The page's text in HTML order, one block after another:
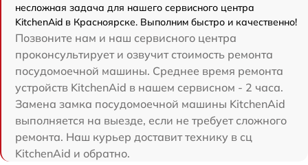
несложная задача для нашего сервисного центра
KitchenAid в Красноярске. Выполним быстро и качественно!
Позвоните нам и наш сервисного центра
проконсультирует и озвучит стоимость ремонта
посудомоечной машины. Среднее время ремонта
устройств KitchenAid в нашем сервисном - 2 часа.
Замена замка посудомоечной машины KitchenAid
выполняется на выезде, если не требует сложного
ремонта. Наш курьер доставит технику в сц
KitchenAid и обратно.